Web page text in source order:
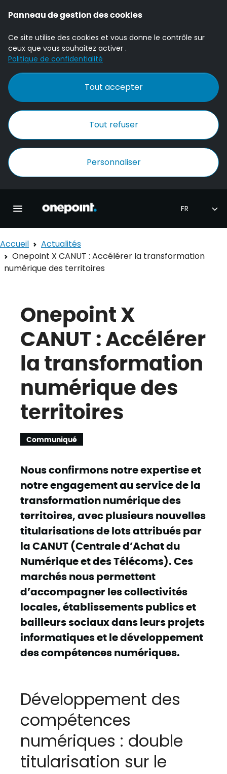
Panneau de gestion des cookies
Ce site utilise des cookies et vous donne le contrôle sur
ceux que vous souhaitez activer .
Politique de confidentialité
Tout accepter
Tout refuser
Personnaliser
Accueil Onepoint
Accueil
Actualités
Onepoint X CANUT : Accélérer la transformation
numérique des territoires
Onepoint X
CANUT : Accélérer
la transformation
numérique des
territoires
Communiqué
Nous confirmons notre expertise et
notre engagement au service de la
transformation numérique des
territoires, avec plusieurs nouvelles
titularisations de lots attribués par
la CANUT (Centrale d’Achat du
Numérique et des Télécoms). Ces
marchés nous permettent
d’accompagner les collectivités
locales, établissements publics et
bailleurs sociaux dans leurs projets
informatiques et le développement
des compétences numériques.
Développement des
compétences
numériques : double
titularisation sur le